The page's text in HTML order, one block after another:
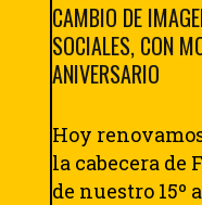
CAMBIO DE
SOCIALES, CON
ANIVERSARIO
Hoy
la cabecera de
de nuestro 15º